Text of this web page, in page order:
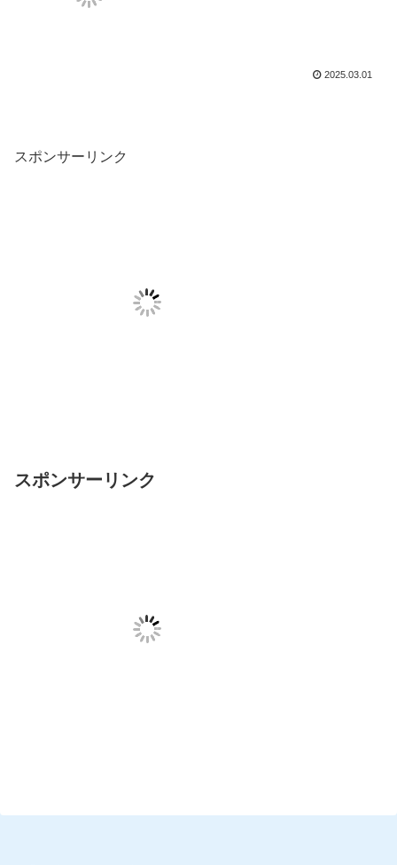
2025.03.01
スポンサーリンク
スポンサーリンク